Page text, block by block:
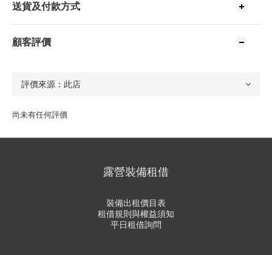
送貨及付款方式
顧客評價
尚未有任何評價
露營裝備租借
裝備出租價目表
租借規則與權益須知
平日租借詢問